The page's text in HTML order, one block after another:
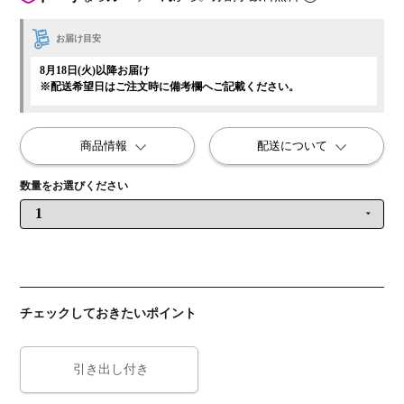
チェックしておきたいポイント
引き出し付き
お届け目安
8月18日(火)以降お届け
※配送希望日はご注文時に備考欄へご記載ください。
商品情報 配送について